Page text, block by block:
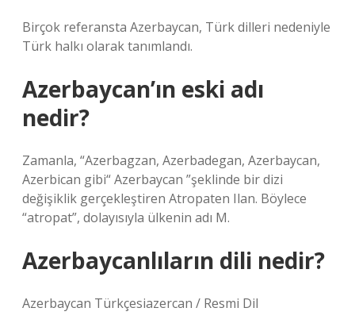
Birçok referansta Azerbaycan, Türk dilleri nedeniyle
Türk halkı olarak tanımlandı.
Azerbaycan’ın eski adı
nedir?
Zamanla, “Azerbagzan, Azerbadegan, Azerbaycan,
Azerbican gibi“ Azerbaycan ”şeklinde bir dizi
değişiklik gerçekleştiren Atropaten Ilan. Böylece
“atropat”, dolayısıyla ülkenin adı M.
Azerbaycanlıların dili nedir?
Azerbaycan Türkçesiazercan / Resmi Dil